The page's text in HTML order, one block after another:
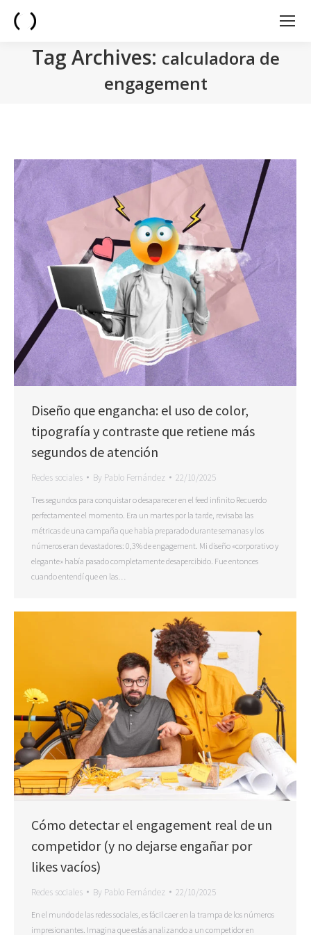
Tag Archives: calculadora de
engagement
Diseño que engancha: el uso de color,
tipografía y contraste que retiene más
segundos de atención
Redes sociales By Pablo Fernández 22/10/2025
Tres segundos para conquistar o desaparecer en el feed infinito Recuerdo
perfectamente el momento. Era un martes por la tarde, revisaba las
métricas de una campaña que había preparado durante semanas y los
números eran devastadores: 0,3% de engagement. Mi diseño «corporativo y
elegante» había pasado completamente desapercibido. Fue entonces
cuando entendí que en las…
Cómo detectar el engagement real de un
competidor (y no dejarse engañar por
likes vacíos)
Redes sociales By Pablo Fernández 22/10/2025
En el mundo de las redes sociales, es fácil caer en la trampa de los números
impresionantes. Imagina que estás analizando a un competidor en